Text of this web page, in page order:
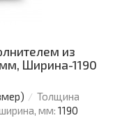
из
Ширина-1190
Толщина
мм: 1190